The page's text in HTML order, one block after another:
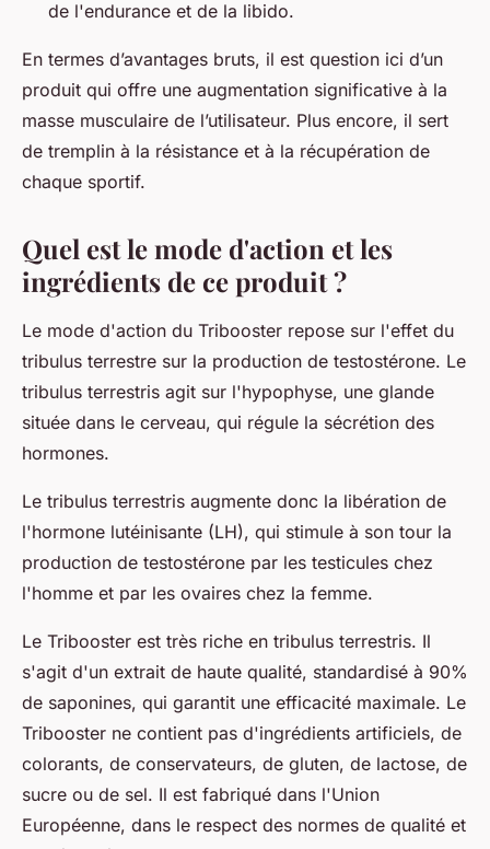
de l'endurance et de la libido.
En termes d’avantages bruts, il est question ici d’un
produit qui offre une augmentation significative à la
masse musculaire de l’utilisateur. Plus encore, il sert
de tremplin à la résistance et à la récupération de
chaque sportif.
Quel est le mode d'action et les
ingrédients de ce produit ?
Le mode d'action du Tribooster repose sur l'effet du
tribulus terrestre sur la production de testostérone. Le
tribulus terrestris agit sur l'hypophyse, une glande
située dans le cerveau, qui régule la sécrétion des
hormones.
Le tribulus terrestris augmente donc la libération de
l'hormone lutéinisante (LH), qui stimule à son tour la
production de testostérone par les testicules chez
l'homme et par les ovaires chez la femme.
Le Tribooster est très riche en tribulus terrestris. Il
s'agit d'un extrait de haute qualité, standardisé à 90%
de saponines, qui garantit une efficacité maximale. Le
Tribooster ne contient pas d'ingrédients artificiels, de
colorants, de conservateurs, de gluten, de lactose, de
sucre ou de sel. Il est fabriqué dans l'Union
Européenne, dans le respect des normes de qualité et